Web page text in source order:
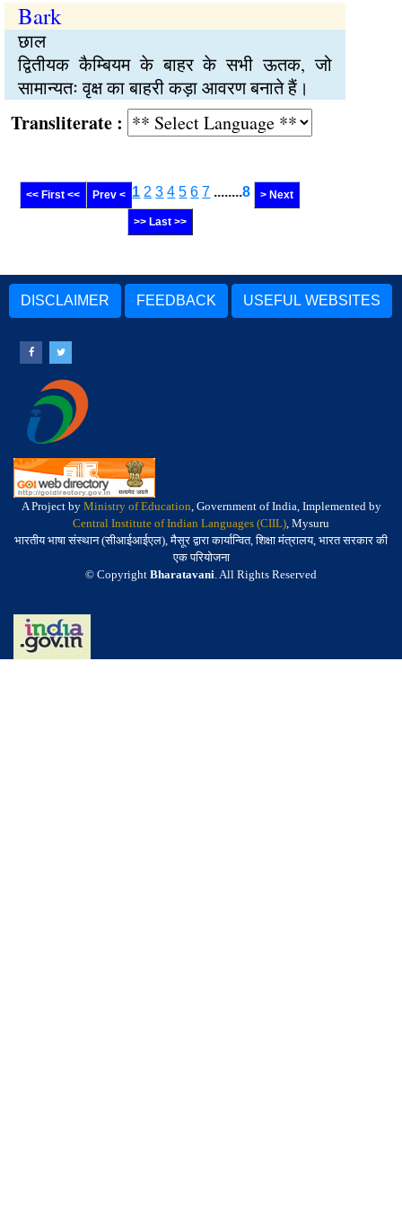
Bark
छाल
द्वितीयक कैम्बियम के बाहर के सभी ऊतक, जो
सामान्यतः वृक्ष का बाहरी कड़ा आवरण बनाते हैं।
:
<< First << Prev < 1 2 3 4 5 6 7 ........8 > Next
>> Last >>
DISCLAIMER FEEDBACK USEFUL WEBSITES
A Project by Ministry of Education, Government of India, Implemented by
Central Institute of Indian Languages (CIIL), Mysuru
भारतीय भाषा संस्थान (सीआईआईएल), मैसूर द्वारा कार्यान्वित, शिक्षा मंत्रालय, भारत सरकार की
एक परियोजना
© Copyright Bharatavani. All Rights Reserved